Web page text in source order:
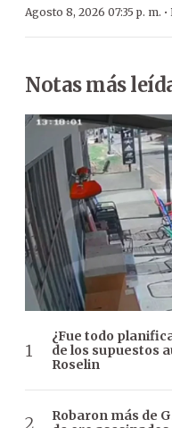
Agosto 8, 2026 07:35 p. m. ·
Notas más
¿Fue todo
de los supuestos
Roselin
Robaron más de